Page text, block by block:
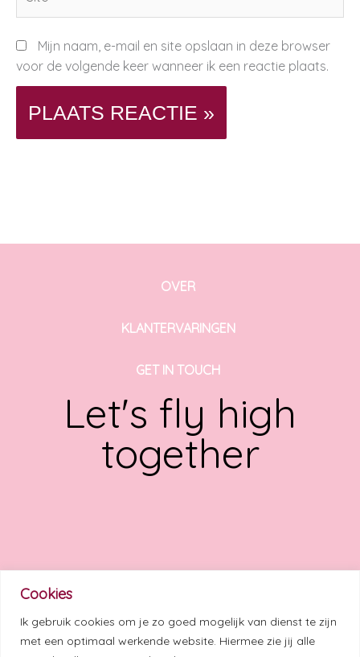
Cookies
Ik gebruik cookies om je zo goed mogelijk van dienst te zijn
met een optimaal werkende website. Hiermee zie jij alle
Mijn naam, e-mail en site opslaan in deze browser
voor de volgende keer wanneer ik een reactie plaats.
OVER
KLANTERVARINGEN
GET IN TOUCH
Let's fly high
together
LUISTER HIER MIJN LAATSTE SOUL IN BUSINESS
PODCAST